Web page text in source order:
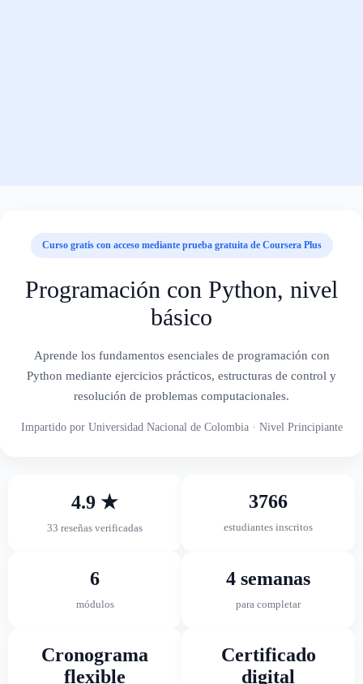
Curso gratis con acceso mediante prueba gratuita de Coursera Plus
Programación con Python, nivel
básico
Aprende los fundamentos esenciales de programación con
Python mediante ejercicios prácticos, estructuras de control y
resolución de problemas computacionales.
Impartido por Universidad Nacional de Colombia · Nivel Principiante
4.9 ★
33 reseñas verificadas
3766
estudiantes inscritos
6
módulos
4 semanas
para completar
Cronograma
flexible
Certificado
digital